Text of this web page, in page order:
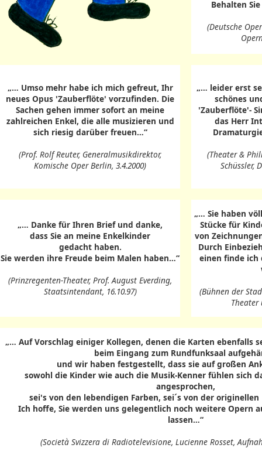
Behalten
(Deutsche
„… Umso mehr habe ich mich gefreut, Ihr
neues Opus 'Zauberflöte' vorzufinden. Die
Sachen gehen immer sofort an meine
zahlreichen Enkel, die alle musizieren und
sich riesig darüber freuen…“
(Prof. Rolf Reuter, Generalmusikdirektor,
Komische Oper Berlin, 3.4.2000)
„… leider erst
schönes
'Zauberflöte'-
das Herr
(Theater &
Schüssler,
„… Danke für Ihren Brief und danke,
dass Sie an meine Enkelkinder
gedacht haben.
Sie werden ihre Freude beim Malen haben…“
(Prinzregenten-Theater, Prof. August Everding,
Staatsintendant, 16.10.97)
„… Sie haben
Stücke für
von
Durch
einen finde ich
(Bühnen der
Theater
„… Auf Vorschlag einiger Kollegen, denen die Karten ebenfalls
beim Eingang zum Rundfunksaal
und wir haben festgestellt, dass sie auf großen
sowohl die Kinder wie auch die Musik-Kenner fühlen sich
angesprochen,
sei's von den lebendigen Farben, sei´s von der
Ich hoffe, Sie werden uns gelegentlich noch weitere Opern
lassen…“
(Società Svizzera di Radiotelevisione, Lucienne Rosset,